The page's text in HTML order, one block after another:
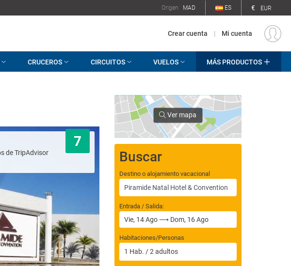
Origen MAD ES € EUR
Crear cuenta | Mi cuenta
CRUCEROS CIRCUITOS VUELOS MÁS PRODUCTOS
7
Ver mapa
Buscar
Destino o alojamiento vacacional
Entrada / Salida:
Habitaciones/Personas
1 Hab. /2 adultos